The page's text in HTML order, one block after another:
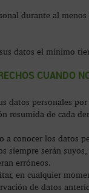
durante al
datos el mínimo
CUANDO
datos personales
resumida de cada
a conocer los datos
siempre serán
erróneos.
en cualquier
de datos